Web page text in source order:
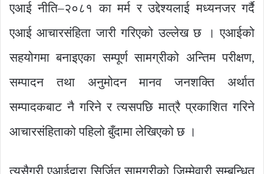
एआई नीति–२०८१ का मर्म र उद्देश्यलाई मध्यनजर गर्दै
एआई आचारसंहिता जारी गरिएको उल्लेख छ । एआईको
सहयोगमा बनाइएका सम्पूर्ण सामग्रीको अन्तिम परीक्षण,
सम्पादन तथा अनुमोदन मानव जनशक्ति अर्थात
सम्पादकबाट नै गरिने र त्यसपछि मात्रै प्रकाशित गरिने
आचारसंहिताको पहिलो बुँदामा लेखिएको छ ।
त्यसैगरी एआईद्वारा सिर्जित सामग्रीको जिम्मेवारी सम्बन्धित